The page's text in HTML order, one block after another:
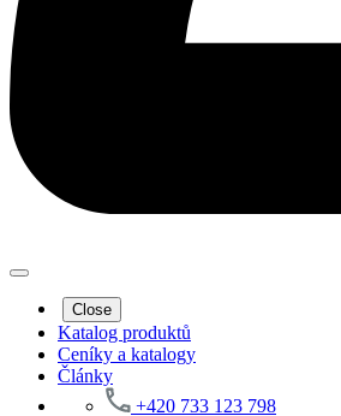
Close
Katalog produktů
Ceníky a katalogy
Články
+420 733 123 798